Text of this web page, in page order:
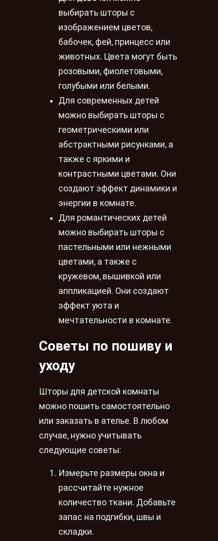
выбирать шторы с
изображением цветов,
бабочек, фей, принцесс или
животных. Цвета могут быть
розовыми, фиолетовыми,
голубыми или белыми.
Для современных детей
можно выбирать шторы с
геометрическими или
абстрактными рисунками, а
также с яркими и
контрастными цветами. Они
создают эффект динамики и
энергии в комнате.
Для романтических детей
можно выбирать шторы с
пастельными или нежными
цветами, а также с
кружевом, вышивкой или
аппликацией. Они создают
эффект уюта и
мечтательности в комнате.
Советы по пошиву и
уходу
Шторы для детской комнаты
можно пошить самостоятельно
или заказать в ателье. В любом
случае, нужно учитывать
следующие советы:
Измерьте размеры окна и
рассчитайте нужное
количество ткани. Добавьте
запас на подгибки, швы и
складки.